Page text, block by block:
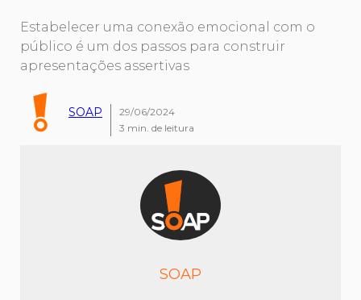
Estabelecer uma conexão emocional com o
público é um dos passos para construir
apresentações assertivas
SOAP
29/06/2024
3 min. de leitura
SOAP